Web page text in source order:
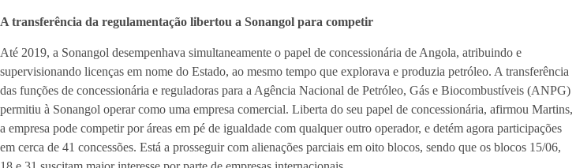
A transferência da regulamentação libertou a Sonangol para competir
Até 2019, a Sonangol desempenhava simultaneamente o papel de concessionária de Angola, atribuindo e
supervisionando licenças em nome do Estado, ao mesmo tempo que explorava e produzia petróleo. A transferência
das funções de concessionária e reguladoras para a Agência Nacional de Petróleo, Gás e Biocombustíveis (ANPG)
permitiu à Sonangol operar como uma empresa comercial. Liberta do seu papel de concessionária, afirmou Martins,
a empresa pode competir por áreas em pé de igualdade com qualquer outro operador, e detém agora participações
em cerca de 41 concessões. Está a prosseguir com alienações parciais em oito blocos, sendo que os blocos 15/06,